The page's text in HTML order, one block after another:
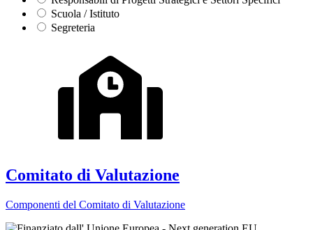
Scuola / Istituto
Segreteria
Comitato di Valutazione
Componenti del Comitato di Valutazione